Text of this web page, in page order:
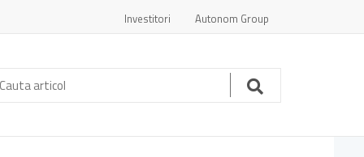
Investitori Autonom Group
Cauta